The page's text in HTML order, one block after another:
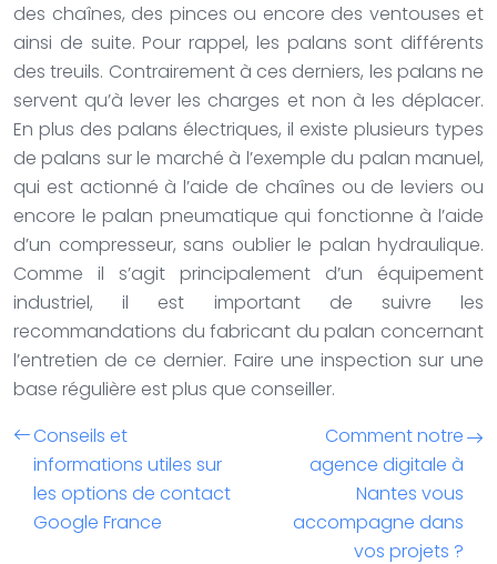
des chaînes, des pinces ou encore des ventouses et
ainsi de suite. Pour rappel, les palans sont différents
des treuils. Contrairement à ces derniers, les palans ne
servent qu’à lever les charges et non à les déplacer.
En plus des palans électriques, il existe plusieurs types
de palans sur le marché à l’exemple du palan manuel,
qui est actionné à l’aide de chaînes ou de leviers ou
encore le palan pneumatique qui fonctionne à l’aide
d’un compresseur, sans oublier le palan hydraulique.
Comme il s’agit principalement d’un équipement
industriel, il est important de suivre les
recommandations du fabricant du palan concernant
l’entretien de ce dernier. Faire une inspection sur une
base régulière est plus que conseiller.
Conseils et
informations utiles sur
les options de contact
Google France
Comment notre
agence digitale à
Nantes vous
accompagne dans
vos projets ?